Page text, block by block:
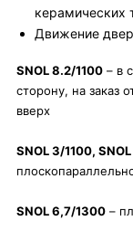
керамических
Движение
SNOL 8.2/1100 – в
сторону, на заказ
вверх
SNOL 3/1100,
SNOL 6,7/1300 –